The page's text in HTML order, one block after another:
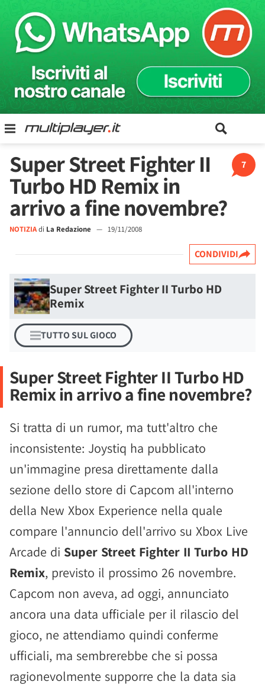
7
Super Street Fighter II
Turbo HD Remix in
arrivo a fine novembre?
NOTIZIAdi La Redazione — 19/11/2008
CONDIVIDI
Super Street Fighter II Turbo HD
Remix
TUTTO SUL GIOCO
Super Street Fighter II Turbo HD
Remix in arrivo a fine novembre?
Si tratta di un rumor, ma tutt'altro che
inconsistente: Joystiq ha pubblicato
un'immagine presa direttamente dalla
sezione dello store di Capcom all'interno
della New Xbox Experience nella quale
compare l'annuncio dell'arrivo su Xbox Live
Arcade di Super Street Fighter II Turbo HD
Remix, previsto il prossimo 26 novembre.
Capcom non aveva, ad oggi, annunciato
ancora una data ufficiale per il rilascio del
gioco, ne attendiamo quindi conferme
ufficiali, ma sembrerebbe che si possa
ragionevolmente supporre che la data sia